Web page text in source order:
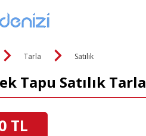
Tarla Satılık
Tapu Satılık Tarla
TL